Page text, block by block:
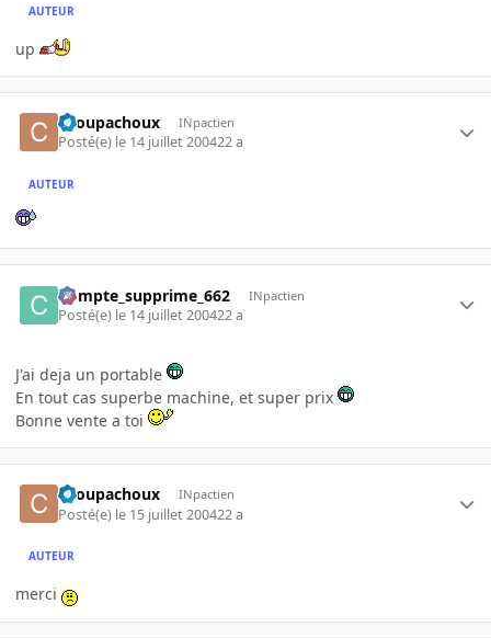
AUTEUR
up
choupachoux INpactien
Posté(e) le 14 juillet 200422 a
AUTEUR
Compte_supprime_662 INpactien
Posté(e) le 14 juillet 200422 a
J'ai deja un portable
En tout cas superbe machine, et super prix
Bonne vente a toi
choupachoux INpactien
Posté(e) le 15 juillet 200422 a
AUTEUR
merci